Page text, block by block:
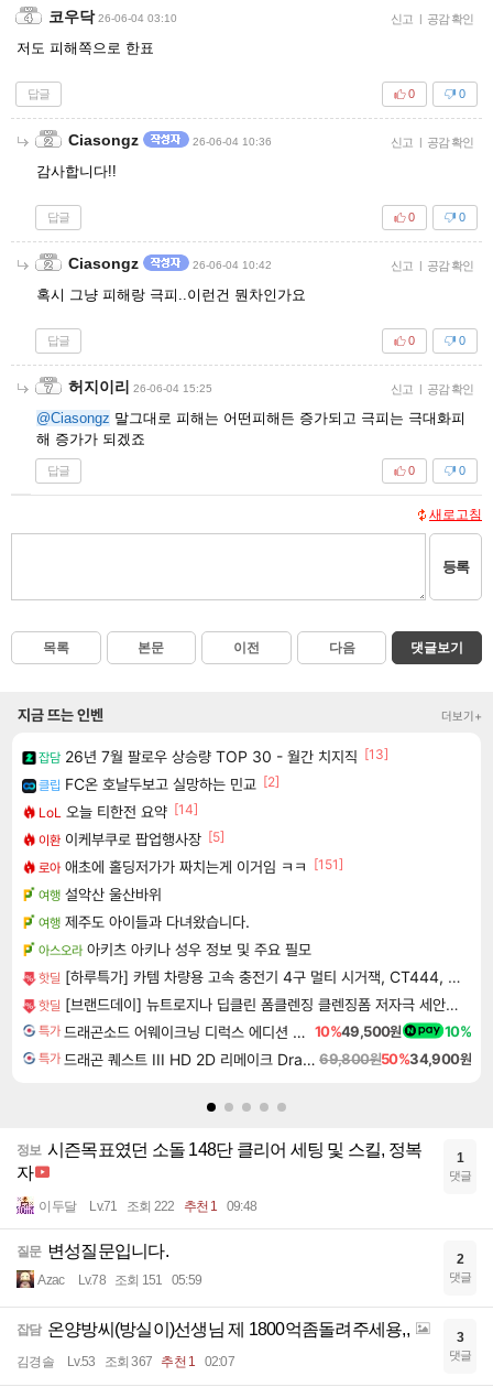
코우닥 26-06-04 03:10 신고 | 공감 확인
저도 피해쪽으로 한표
답글 0
0
Ciasongz 26-06-04 10:36 신고 | 공감 확인
감사합니다!!
답글 0
0
Ciasongz 26-06-04 10:42 신고 | 공감 확인
혹시 그냥 피해랑 극피..이런건 뭔차인가요
답글 0
0
허지이리 26-06-04 15:25 신고 | 공감 확인
@Ciasongz 말그대로 피해는 어떤피해든 증가되고 극피는 극대화피
해 증가가 되겠죠
답글 0
0
새로고침
등록
목록 본문 이전 다음 댓글보기
지금 뜨는 인벤 더보기+
잡담 26년 7월 팔로우 상승량 TOP 30 - 월간 치지직 [13]
클립 FC온 호날두보고 실망하는 민교 [2]
LoL 오늘 티한전 요약 [14]
이환 이케부쿠로 팝업행사장 [5]
로아 애초에 홀딩저가가 짜치는게 이거임 ㅋㅋ [151]
여행 설악산 울산바위
여행 제주도 아이들과 다녀왔습니다.
아스오라 아키츠 아키나 성우 정보 및 주요 필모
핫딜 [하루특가] 카템 차량용 고속 충전기 4구 멀티 시거잭, CT444, QC3.0, 1개
핫딜 [브랜드데이] 뉴트로지나 딥클린 폼클렌징 클렌징폼 저자극 세안제 150ml, 2개
특가 드래곤소드 어웨이크닝 디럭스 에디션 DragonSword Awakening Deluxe Edition 10%49,500원 10%
특가 드래곤 퀘스트 III HD 2D 리메이크 Dragon Quest III HD 2D Remake 69,800원50%34,900원
정보 시즌목표였던 소돌 148단 클리어 세팅 및 스킬, 정복
자
이두달 Lv.71 조회 222 추천 1 09:48
1
댓글
질문 변성질문입니다.
Azac Lv.78 조회 151 05:59
2
댓글
잡담 온양방씨(방실이)선생님 제 1800억좀돌려주세용,,
김경솔 Lv.53 조회 367 추천 1 02:07
3
댓글